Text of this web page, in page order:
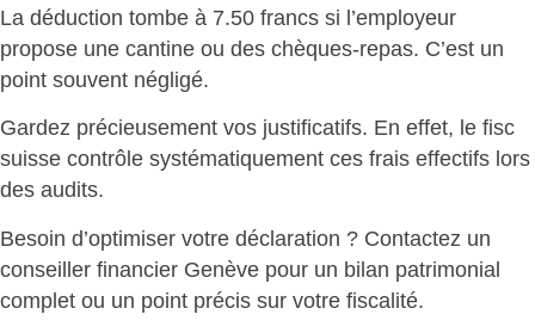
La déduction tombe à 7.50 francs si l’employeur
propose une cantine ou des chèques-repas. C’est un
point souvent négligé.
Gardez précieusement vos justificatifs. En effet, le fisc
suisse contrôle systématiquement ces frais effectifs lors
des audits.
Besoin d’optimiser votre déclaration ? Contactez un
conseiller financier Genève pour un bilan patrimonial
complet ou un point précis sur votre fiscalité.